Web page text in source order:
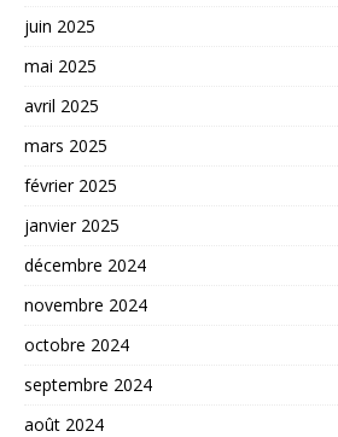
juin 2025
mai 2025
avril 2025
mars 2025
février 2025
janvier 2025
décembre 2024
novembre 2024
octobre 2024
septembre 2024
août 2024